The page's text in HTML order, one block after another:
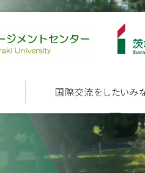
国際交流をしたいみ